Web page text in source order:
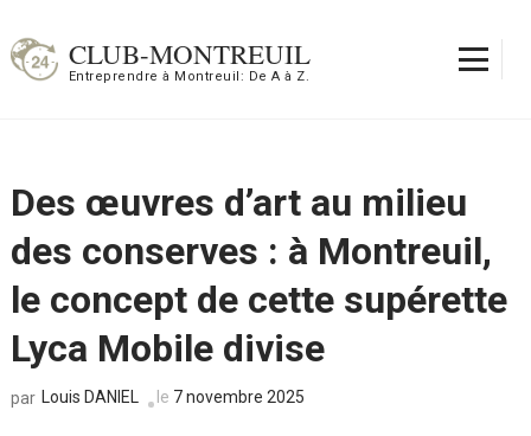
au
contenu
CLUB-MONTREUIL
Entreprendre à Montreuil: De A à Z.
Des œuvres d’art au milieu
des conserves : à Montreuil,
le concept de cette supérette
Lyca Mobile divise
par Louis DANIEL le 7 novembre 2025